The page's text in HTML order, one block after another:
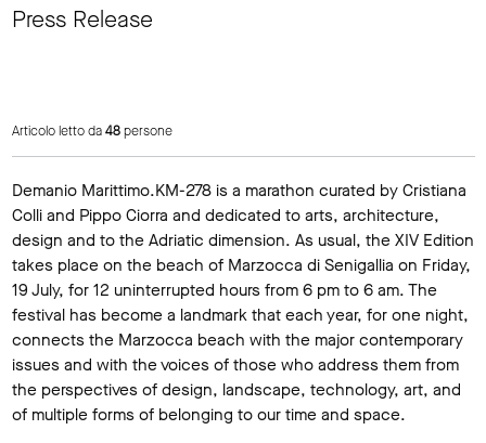
Press Release
Articolo letto da48persone
Demanio Marittimo.KM-278 is a marathon curated by Cristiana
Colli and Pippo Ciorra and dedicated to arts, architecture,
design and to the Adriatic dimension. As usual, the XIV Edition
takes place on the beach of Marzocca di Senigallia on Friday,
19 July, for 12 uninterrupted hours from 6 pm to 6 am. The
festival has become a landmark that each year, for one night,
connects the Marzocca beach with the major contemporary
issues and with the voices of those who address them from
the perspectives of design, landscape, technology, art, and
of multiple forms of belonging to our time and space.